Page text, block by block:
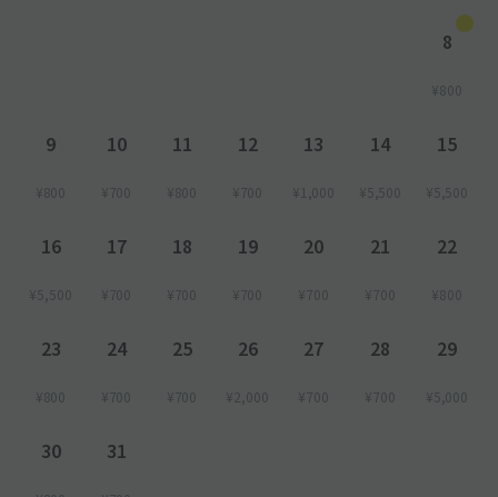
8
¥800
9
¥800
10
¥700
11
¥800
12
¥700
13
¥1,000
14
¥5,500
15
¥5,500
16
¥5,500
17
¥700
18
¥700
19
¥700
20
¥700
21
¥700
22
¥800
23
¥800
24
¥700
25
¥700
26
¥2,000
27
¥700
28
¥700
29
¥5,000
30 31